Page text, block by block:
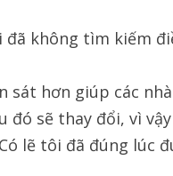
không tìm kiếm
sát hơn giúp các
đó sẽ thay đổi, vì
lẽ tôi đã đúng lúc